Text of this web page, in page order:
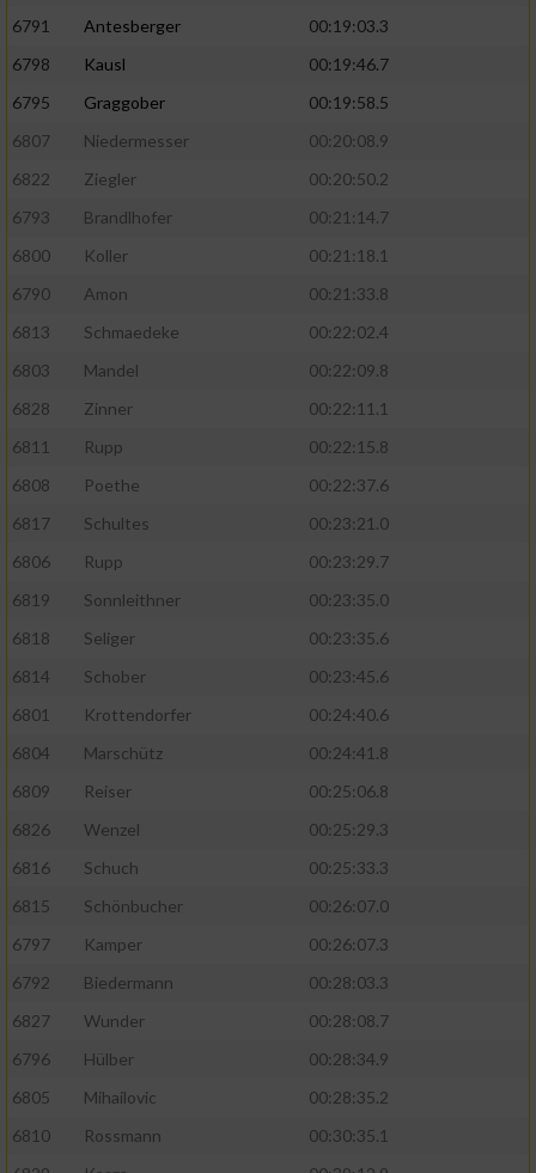
6791
Antesberger
00:19:03.3
6798
Kausl
00:19:46.7
6795
Graggober
00:19:58.5
6807
Niedermesser
00:20:08.9
6822
Ziegler
00:20:50.2
6793
Brandlhofer
00:21:14.7
6800
Koller
00:21:18.1
6790
Amon
00:21:33.8
6813
Schmaedeke
00:22:02.4
6803
Mandel
00:22:09.8
6828
Zinner
00:22:11.1
6811
Rupp
00:22:15.8
6808
Poethe
00:22:37.6
6817
Schultes
00:23:21.0
6806
Rupp
00:23:29.7
6819
Sonnleithner
00:23:35.0
6818
Seliger
00:23:35.6
6814
Schober
00:23:45.6
6801
Krottendorfer
00:24:40.6
6804
Marschütz
00:24:41.8
6809
Reiser
00:25:06.8
6826
Wenzel
00:25:29.3
6816
Schuch
00:25:33.3
6815
Schönbucher
00:26:07.0
6797
Kamper
00:26:07.3
6792
Biedermann
00:28:03.3
6827
Wunder
00:28:08.7
6796
Hülber
00:28:34.9
6805
Mihailovic
00:28:35.2
6810
Rossmann
00:30:35.1